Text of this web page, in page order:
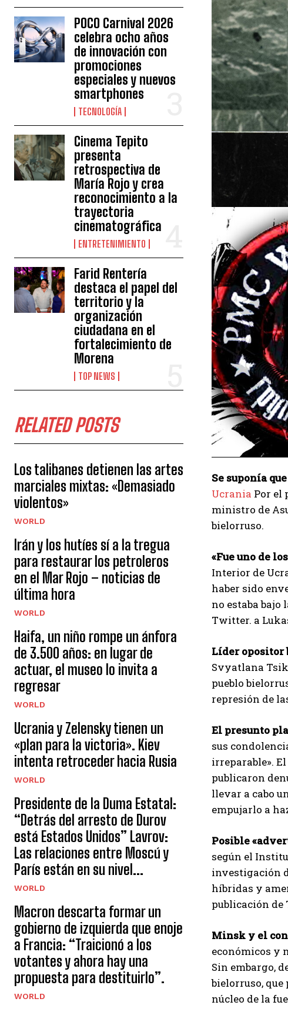
POCO Carnival 2026
celebra ocho años
de innovación con
promociones
especiales y nuevos
smartphones
TECNOLOGÍA
Cinema Tepito
presenta
retrospectiva de
María Rojo y crea
reconocimiento a la
trayectoria
cinematográfica
ENTRETENIMIENTO
Farid Rentería
destaca el papel del
territorio y la
organización
ciudadana en el
fortalecimiento de
Morena
TOP NEWS
RELATED POSTS
Los talibanes detienen las artes
marciales mixtas: «Demasiado
violentos»
WORLD
Irán y los hutíes sí a la tregua
para restaurar los petroleros
en el Mar Rojo – noticias de
última hora
WORLD
Haifa, un niño rompe un ánfora
de 3.500 años: en lugar de
actuar, el museo lo invita a
regresar
WORLD
Ucrania y Zelensky tienen un
«plan para la victoria». Kiev
intenta retroceder hacia Rusia
WORLD
Presidente de la Duma Estatal:
“Detrás del arresto de Durov
está Estados Unidos” Lavrov:
Las relaciones entre Moscú y
París están en su nivel...
WORLD
Macron descarta formar un
gobierno de izquierda que enoje
a Francia: “Traicionó a los
votantes y ahora hay una
propuesta para destituirlo”.
WORLD
Se suponía
Ucrania Por el
ministro de
bielorruso.
«Fue uno de
Interior de
haber sido
no estaba bajo
Twitter. a
Líder opositor
Svyatlana
pueblo
represión de
El presunto
sus
irreparable».
publicaron
llevar a cabo
empujarlo a
Posible
según el
investigación
híbridas y
publicación de
Minsk y el
económicos y
Sin embargo,
bielorruso,
núcleo de la